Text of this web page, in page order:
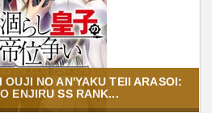
OUJI NO AN'YAKU TEII ARASOI:
ENJIRU SS RANK...